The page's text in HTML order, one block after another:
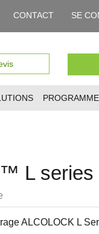
CONTACT SE
L series
ALCOLOCK L